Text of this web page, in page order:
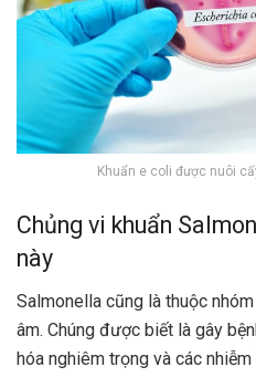
Khuẩn e coli được nuôi
Chủng vi khuẩn
này
Salmonella cũng là thuộc nhóm
âm. Chúng được biết là gây
hóa nghiêm trọng và các